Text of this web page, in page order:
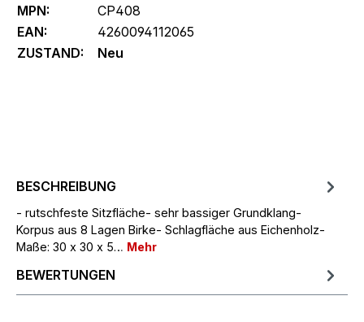
MPN:
CP408
EAN:
4260094112065
ZUSTAND:
Neu
BESCHREIBUNG
- rutschfeste Sitzfläche- sehr bassiger Grundklang-
Korpus aus 8 Lagen Birke- Schlagfläche aus Eichenholz-
Maße: 30 x 30 x 5… Mehr
BEWERTUNGEN